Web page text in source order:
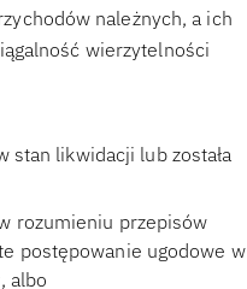
należnych, a ich
wierzytelności
stan likwidacji lub została
rozumieniu przepisów
postępowanie ugodowe w
albo